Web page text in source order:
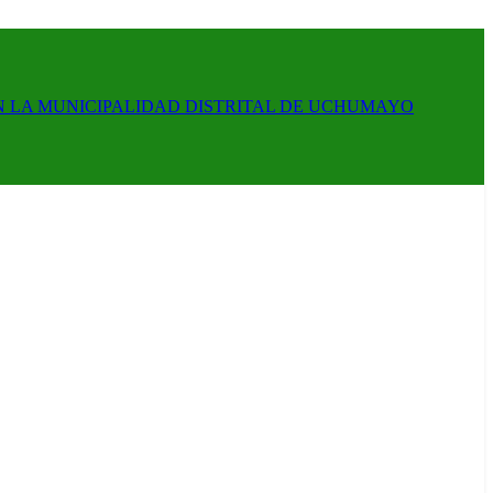
LA MUNICIPALIDAD DISTRITAL DE UCHUMAYO